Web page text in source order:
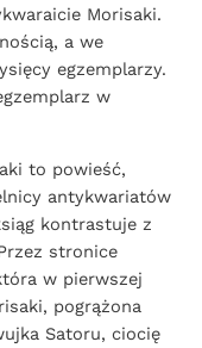
Morisaki.
a we
egzemplarzy.
w
to powieść,
antykwariatów
kontrastuje z
stronice
w pierwszej
pogrążona
Satoru, ciocię